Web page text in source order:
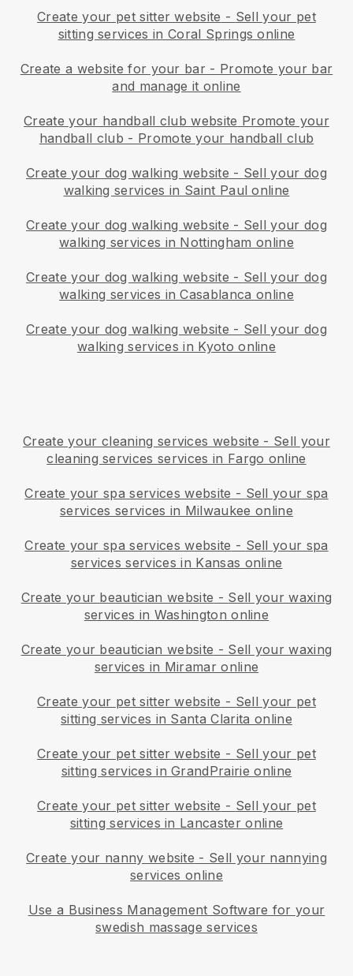
Create your pet sitter website - Sell your pet
sitting services in Coral Springs online
Create a website for your bar - Promote your bar
and manage it online
Create your handball club website Promote your
handball club - Promote your handball club
Create your dog walking website - Sell your dog
walking services in Saint Paul online
Create your dog walking website - Sell your dog
walking services in Nottingham online
Create your dog walking website - Sell your dog
walking services in Casablanca online
Create your dog walking website - Sell your dog
walking services in Kyoto online
Create your cleaning services website - Sell your
cleaning services services in Fargo online
Create your spa services website - Sell your spa
services services in Milwaukee online
Create your spa services website - Sell your spa
services services in Kansas online
Create your beautician website - Sell your waxing
services in Washington online
Create your beautician website - Sell your waxing
services in Miramar online
Create your pet sitter website - Sell your pet
sitting services in Santa Clarita online
Create your pet sitter website - Sell your pet
sitting services in GrandPrairie online
Create your pet sitter website - Sell your pet
sitting services in Lancaster online
Create your nanny website - Sell your nannying
services online
Use a Business Management Software for your
swedish massage services